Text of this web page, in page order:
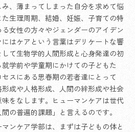
、薄まってしまった自分を求めて悩
生理周期、結婚、妊娠、子育ての特
女性の方々やジェンダーのアイデン
はケアという言葉はデリケートな響
て生物学的人間形成と心身発達の初
学前や学童期にかけての子どもた
スにある思春期の若者達にとって
成や人格形成、人間の絆形成や社会
をなします。ヒューマンケアは世代
の普遍的課題」と言えるのです。
ンケア学部は、まずは子どもの体と